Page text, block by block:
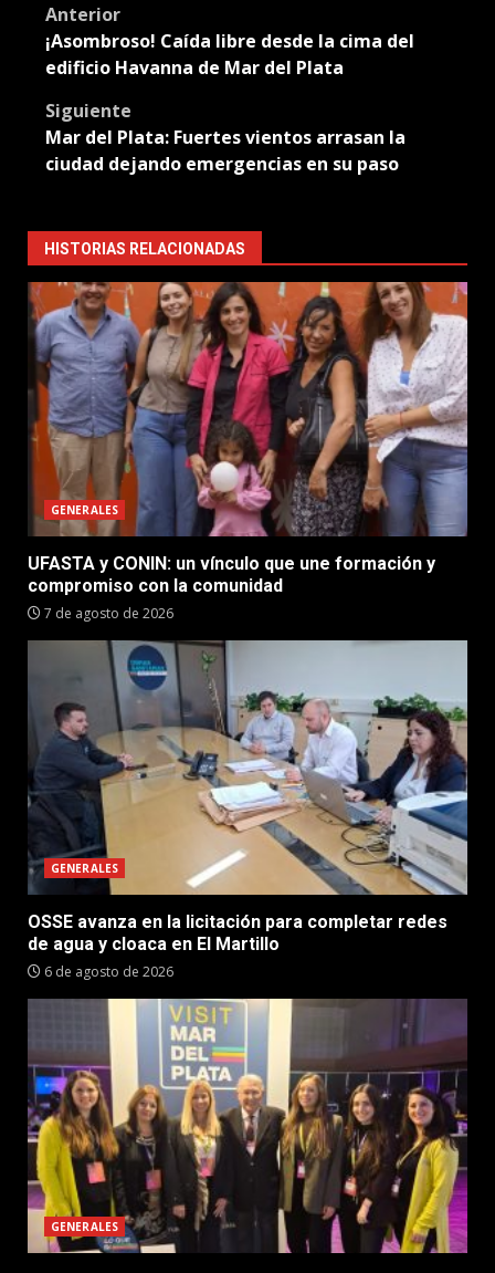
Post
navigation
Anterior
¡Asombroso! Caída libre desde la cima del
edificio Havanna de Mar del Plata
Siguiente
Mar del Plata: Fuertes vientos arrasan la
ciudad dejando emergencias en su paso
HISTORIAS RELACIONADAS
GENERALES
UFASTA y CONIN: un vínculo que une formación y
compromiso con la comunidad
7 de agosto de 2026
GENERALES
OSSE avanza en la licitación para completar redes
de agua y cloaca en El Martillo
6 de agosto de 2026
GENERALES